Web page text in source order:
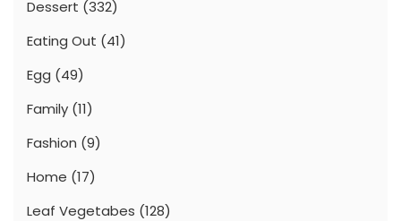
Dessert (332)
Eating Out (41)
Egg (49)
Family (11)
Fashion (9)
Home (17)
Leaf Vegetabes (128)